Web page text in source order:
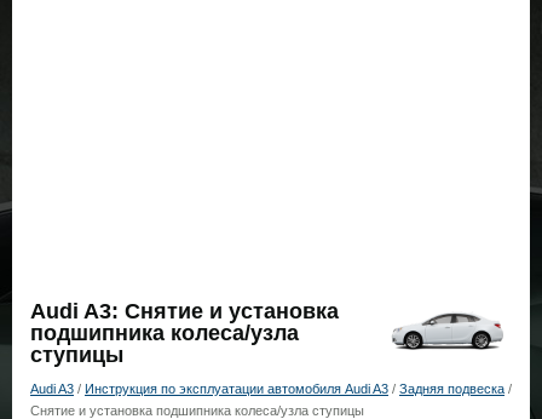
Audi A3: Снятие и установка
подшипника колеса/узла
ступицы
Audi A3 / Инструкция по эксплуатации автомобиля Audi A3 / Задняя подвеска /
Снятие и установка подшипника колеса/узла ступицы